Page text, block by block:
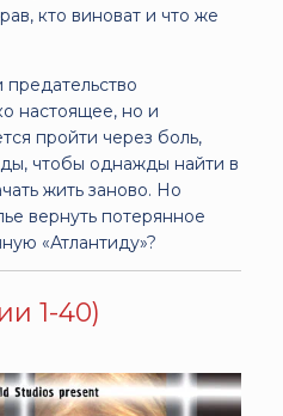
кто виноват и что же
предательство
настоящее, но и
пройти через боль,
чтобы однажды найти в
жить заново. Но
вернуть потерянное
«Атлантиду»?
1-40)